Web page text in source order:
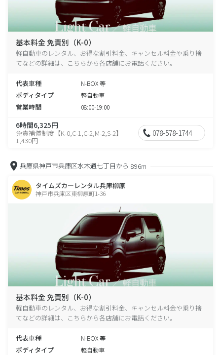
基本料金 免責別（K-0）
軽自動車のレンタル、お得な割引料金、キャンセル料金や乗り捨
てなどの詳細は、こちらから各店舗にお電話ください。
代表車種 N-BOX 等
ボディタイプ 軽自動車
営業時間 08:00-19:00
6時間6,325円
免責補償制度【K-0,C-1,C-2,M-2,S-2】
1,430円
078-578-1744
兵庫県神戸市兵庫区水木通七丁目から 896m
タイムズカーレンタル兵庫柳原
神戸市兵庫区東柳原町1-36
基本料金 免責別（K-0）
軽自動車のレンタル、お得な割引料金、キャンセル料金や乗り捨
てなどの詳細は、こちらから各店舗にお電話ください。
代表車種 N-BOX 等
ボディタイプ 軽自動車